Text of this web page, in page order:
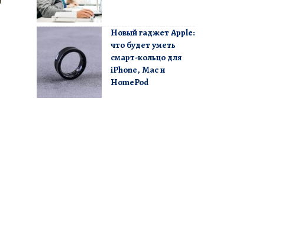
Новый гаджет Apple:
что будет уметь
смарт-кольцо для
iPhone, Mac и
HomePod